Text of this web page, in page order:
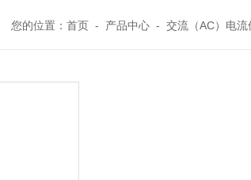
您的位置：首页 - 产品中心 -交流（AC）电流